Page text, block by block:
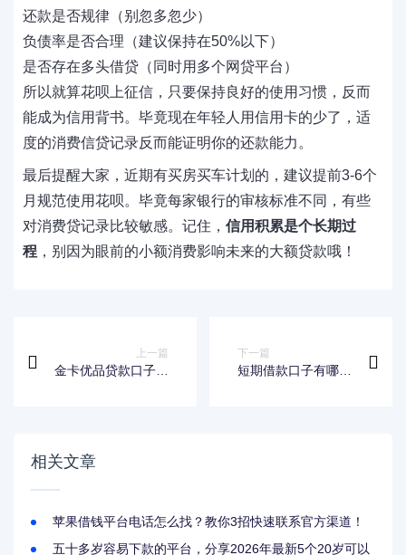
还款是否规律（别忽多忽少）
负债率是否合理（建议保持在50%以下）
是否存在多头借贷（同时用多个网贷平台）
所以就算花呗上征信，只要保持良好的使用习惯，反而
能成为信用背书。毕竟现在年轻人用信用卡的少了，适
度的消费信贷记录反而能证明你的还款能力。
最后提醒大家，近期有买房买车计划的，建议提前3-6个
月规范使用花呗。毕竟每家银行的审核标准不同，有些
对消费贷记录比较敏感。记住， 信用积累是个长期过
程 ，别因为眼前的小额消费影响未来的大额贷款哦！
上一篇
金卡优品贷款口子靠
下一篇
短期借款口子有哪
相关文章
苹果借钱平台电话怎么找？教你3招快速联系官方渠道！
五十多岁容易下款的平台，分享2026年最新5个20岁可以